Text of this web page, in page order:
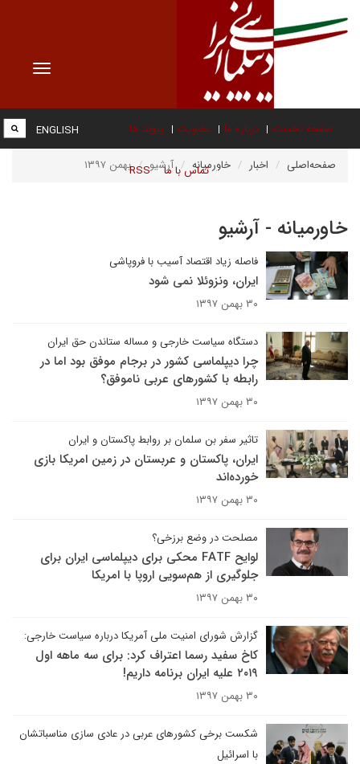
Toggle
صفحه نخست درباره ما عضویت پیوند ها
تماس با ما RSS
ENGLISH
صفحه‌اصلی اخبار خاورمیانه آرشیو بهمن ۱۳۹۷
خاورمیانه - آرشیو
فاصله زیاد اقتصاد آسیب با فروپاشی
ایران، ونزوئلا نمی شود
۳۰ بهمن ۱۳۹۷
دستگاه سیاست خارجی و مساله ستاندن حق ایران
چرا دیپلماسی کشور در برجام موفق بود اما در
رابطه با کشورهای عربی ناموفق؟
۳۰ بهمن ۱۳۹۷
تاثیر سفر بن سلمان بر روابط پاکستان و ایران
ایران، پاکستان و عربستان در زمین امریکا بازی
خورده‌اند
۳۰ بهمن ۱۳۹۷
مصلحت در وضع برزخی؟
لوایح FATF محکی برای دیپلماسی ایران برای
جلوگیری از هم‌سویی اروپا با امریکا
۳۰ بهمن ۱۳۹۷
گزارش شورای امنیت ملی آمریکا درباره سیاست خارجی:
کاخ سفید رسما اعتراف کرد: برای سه ماهه اول
۲۰۱۹ علیه ایران برنامه داریم!
۳۰ بهمن ۱۳۹۷
شکست برخی کشورهای عربی در عادی سازی مناسباتشان
با اسرائیل